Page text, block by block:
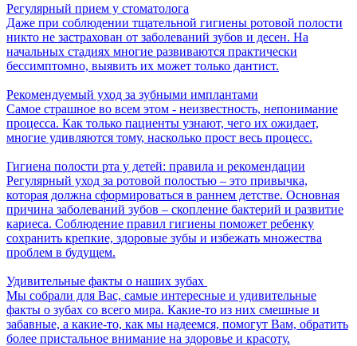
Регулярный прием у стоматолога
Даже при соблюдении тщательной гигиены ротовой полости
никто не застрахован от заболеваний зубов и десен. На
начальных стадиях многие развиваются практически
бессимптомно, выявить их может только дантист.
Рекомендуемый уход за зубными имплантами
Самое страшное во всем этом - неизвестность, непонимание
процесса. Как только пациенты узнают, чего их ожидает,
многие удивляются тому, насколько прост весь процесс.
Гигиена полости рта у детей: правила и рекомендации
Регулярный уход за ротовой полостью – это привычка,
которая должна сформироваться в раннем детстве. Основная
причина заболеваний зубов – скопление бактерий и развитие
кариеса. Соблюдение правил гигиены поможет ребенку
сохранить крепкие, здоровые зубы и избежать множества
проблем в будущем.
Удивительные факты о наших зубах ​​
Мы собрали для Вас, самые интересные и удивительные
факты о зубах со всего мира. Какие-то из них смешные и
забавные, а какие-то, как мы надеемся, помогут Вам, обратить
более пристальное внимание на здоровье и красоту.